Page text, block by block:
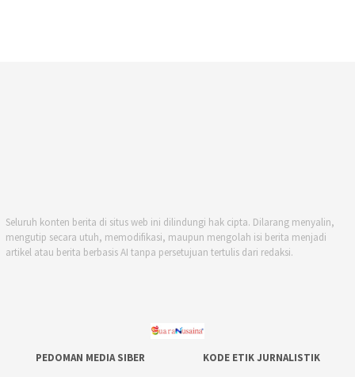
Seluruh konten berita di situs web ini dilindungi hak cipta. Dilarang menyalin,
mengutip secara utuh, memodifikasi, maupun mengolah isi berita menjadi
artikel atau berita berbasis AI tanpa persetujuan tertulis dari redaksi.
PEDOMAN MEDIA SIBER
KODE ETIK JURNALISTIK